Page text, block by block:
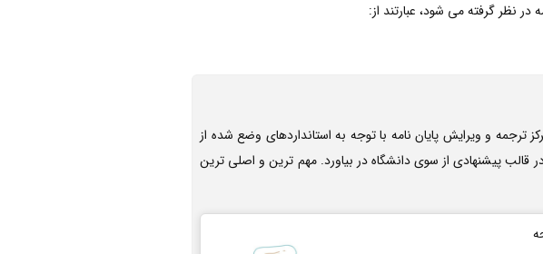
نظر گرفته می شود، عبارتند از:
و ویرایش پایان نامه با توجه به استانداردهای وضع شده از
قالب پیشنهادی از سوی دانشگاه در بیاورد. مهم ترین و اصلی ترین